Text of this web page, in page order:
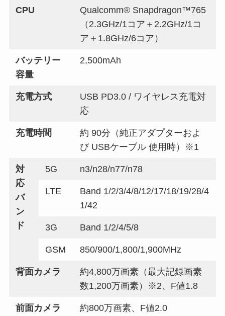
CPU
Qualcomm® Snapdragon™765
（2.3GHz/1コア＋2.2GHz/1コ
ア＋1.8GHz/6コア）
バッテリー
容量
2,500mAh
充電方式
USB PD3.0 / ワイヤレス充電対
応
充電時間
約 90分（純正アダプターおよ
び USBケーブル 使用時）※1
対
応
バ
ン
ド
5G n3/n28/n77/n78
LTE
Band 1/2/3/4/8/12/17/18/19/28/4
1/42
3G Band 1/2/4/5/8
GSM 850/900/1,800/1,900MHz
背面カメラ
約4,800万画素（最大記録画素
数1,200万画素）※2、F値1.8
前面カメラ 約800万画素、F値2.0